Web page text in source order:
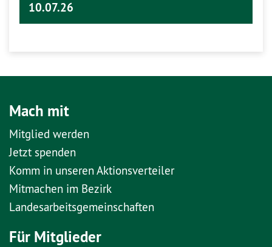
10.07.26
Mach mit
Mitglied werden
Jetzt spenden
Komm in unseren Aktionsverteiler
Mitmachen im Bezirk
Landesarbeitsgemeinschaften
Für Mitglieder